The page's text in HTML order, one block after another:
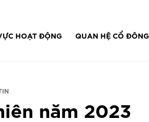
HOẠT ĐỘNG QUAN HỆ CỔ ĐÔNG
năm 2023